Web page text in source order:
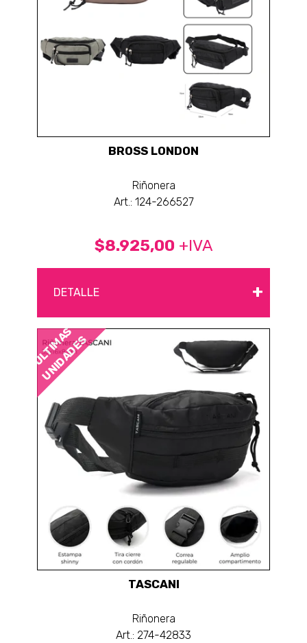
BROSS LONDON
Riñonera
Art.: 124-266527
$8.925,00 +IVA
DETALLE +
ÚLTIMAS
UNIDADES
TASCANI
Riñonera
Art.: 274-42833